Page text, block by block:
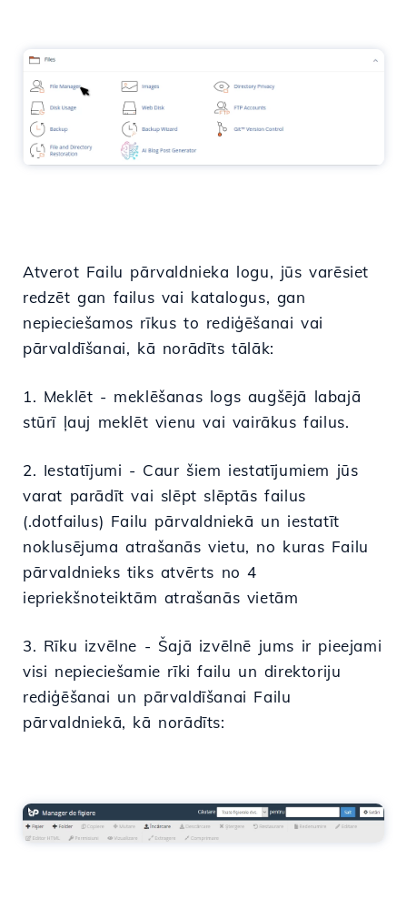
Atverot Failu pārvaldnieka logu, jūs varēsiet
redzēt gan failus vai katalogus, gan
nepieciešamos rīkus to rediģēšanai vai
pārvaldīšanai, kā norādīts tālāk:
1. Meklēt - meklēšanas logs augšējā labajā
stūrī ļauj meklēt vienu vai vairākus failus.
2. Iestatījumi - Caur šiem iestatījumiem jūs
varat parādīt vai slēpt slēptās failus
(.dotfailus) Failu pārvaldniekā un iestatīt
noklusējuma atrašanās vietu, no kuras Failu
pārvaldnieks tiks atvērts no 4
iepriekšnoteiktām atrašanās vietām
3. Rīku izvēlne - Šajā izvēlnē jums ir pieejami
visi nepieciešamie rīki failu un direktoriju
rediģēšanai un pārvaldīšanai Failu
pārvaldniekā, kā norādīts: